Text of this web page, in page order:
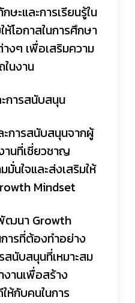
ะและการเรียนรู้ใน
โอกาสในการศึกษา
งๆ เพื่อเสริมความ
ในงาน
การสนับสนุน
การสนับสนุนจากผู้
านที่เชี่ยวชาญ
มั่นใจและส่งเสริมให้
Mindset
ฒนา Growth
ารที่ต้องทำอย่าง
นับสนุนที่เหมาะสม
านเพื่อสร้าง
ห้กับคนในการ